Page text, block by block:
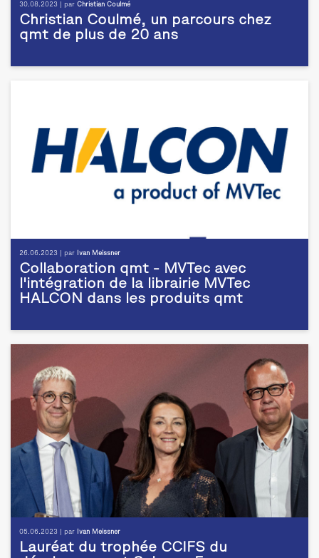
30.08.2023 | par Christian Coulmé
Christian Coulmé, un parcours chez
qmt de plus de 20 ans
26.06.2023 | par Ivan Meissner
Collaboration qmt - MVTec avec
l'intégration de la librairie MVTec
HALCON dans les produits qmt
05.06.2023 | par Ivan Meissner
Lauréat du trophée CCIFS du